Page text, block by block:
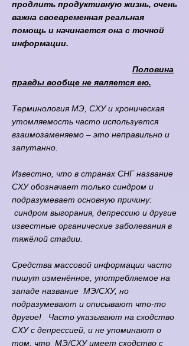
продлить продуктивную жизнь, очень
важна своевременная реальная
помощь и начинается она с точной
информации.
Половина
правды вообще не является ею.
​Терминология МЭ, СХУ и хроническая
утомляемость часто используется
взаимозаменяемо ‒ это неправильно и
запутанно.
Известно, что в странах СНГ название
СХУ обозначает только синдром и
подразумевает основную причину:
синдром выгорания, депрессию и другие
известные органические заболевания в
тяжёлой стадии.
Средства массовой информации часто
пишут изменённое, употребляемое на
западе название МЭ/СХУ, но
подразумевают и описывают что-то
другое! Часто указывают на сходство
СХУ с депрессией, и не упоминают о
том, что МЭ/СХУ имеет сходство с